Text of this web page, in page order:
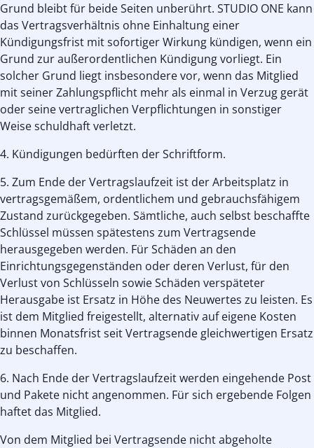
Grund bleibt für beide Seiten unberührt. STUDIO ONE kann
das Vertragsverhältnis ohne Einhaltung einer
Kündigungsfrist mit sofortiger Wirkung kündigen, wenn ein
Grund zur außerordentlichen Kündigung vorliegt. Ein
solcher Grund liegt insbesondere vor, wenn das Mitglied
mit seiner Zahlungspflicht mehr als einmal in Verzug gerät
oder seine vertraglichen Verpflichtungen in sonstiger
Weise schuldhaft verletzt.
4. Kündigungen bedürften der Schriftform.
5. Zum Ende der Vertragslaufzeit ist der Arbeitsplatz in
vertragsgemäßem, ordentlichem und gebrauchsfähigem
Zustand zurückgegeben. Sämtliche, auch selbst beschaffte
Schlüssel müssen spätestens zum Vertragsende
herausgegeben werden. Für Schäden an den
Einrichtungsgegenständen oder deren Verlust, für den
Verlust von Schlüsseln sowie Schäden verspäteter
Herausgabe ist Ersatz in Höhe des Neuwertes zu leisten. Es
ist dem Mitglied freigestellt, alternativ auf eigene Kosten
binnen Monatsfrist seit Vertragsende gleichwertigen Ersatz
zu beschaffen.
6. Nach Ende der Vertragslaufzeit werden eingehende Post
und Pakete nicht angenommen. Für sich ergebende Folgen
haftet das Mitglied.
Von dem Mitglied bei Vertragsende nicht abgeholte